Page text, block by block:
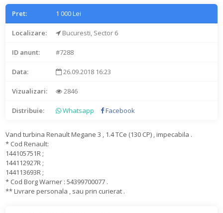
Pret: 1 000 Lei
Localizare: Bucuresti, Sector 6
ID anunt: #7288
Data: 26.09.2018 16:23
Vizualizari: 2846
Distribuie: Whatsapp Facebook
Vand turbina Renault Megane 3 , 1.4 TCe (130 CP) , impecabila .
* Cod Renault:
144105751R ;
144112927R ;
144113693R ;
* Cod Borg Warner : 54399700077 .
** Livrare personala , sau prin curierat .